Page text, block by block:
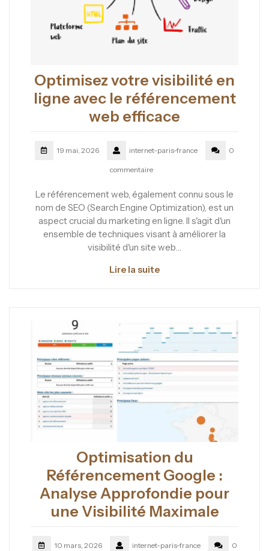
Optimisez votre visibilité en
ligne avec le référencement
web efficace
19 mai, 2026 internet-paris-france 0
commentaire
Le référencement web, également connu sous le
nom de SEO (Search Engine Optimization), est un
aspect crucial du marketing en ligne. Il s'agit d'un
ensemble de techniques visant à améliorer la
visibilité d'un site web…
Lire la suite
Optimisation du
Référencement Google :
Analyse Approfondie pour
une Visibilité Maximale
10 mars, 2026 internet-paris-france 0